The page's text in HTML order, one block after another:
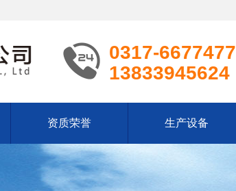
0317-6677477
13833945624
资质荣誉 生产设备